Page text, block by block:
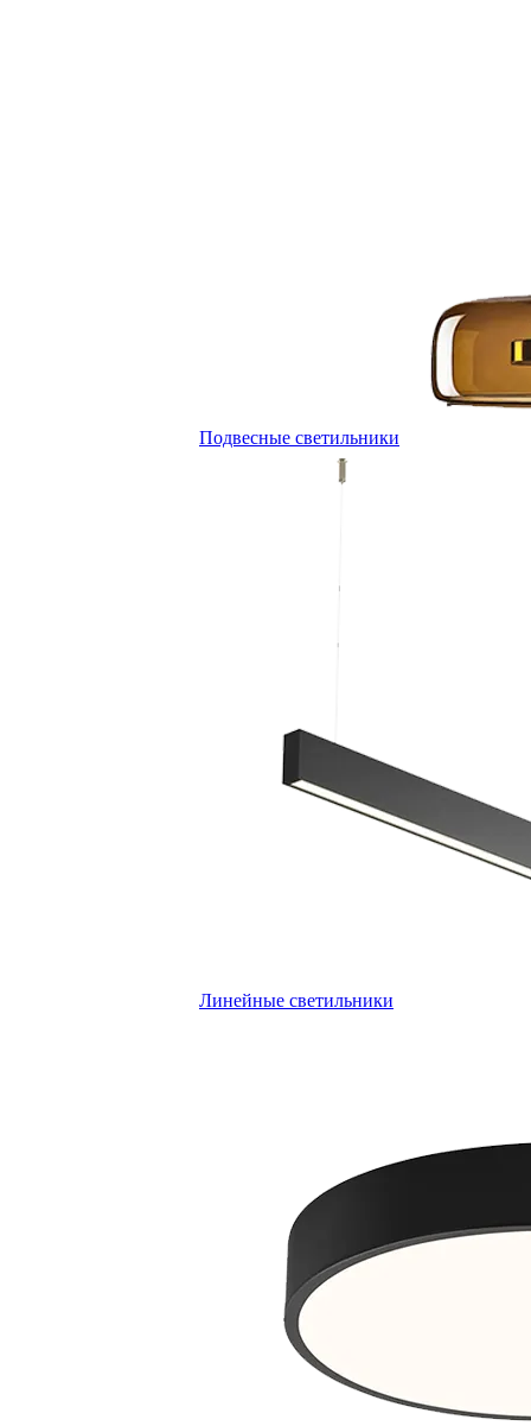
Подвесные светильники
Линейные светильники